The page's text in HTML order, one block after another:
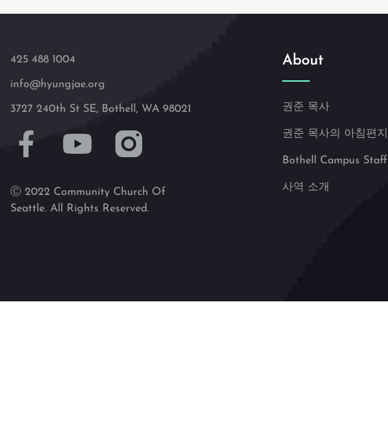
425 488 1004
info@hyungjae.org
3727 240th St SE, Bothell, WA 98021
Ⓒ 2022 Community Church Of
Seattle. All Rights Reserved.
About
권준 목사
권준 목사의 아침편지
Bothell Campus Staff
사역 소개